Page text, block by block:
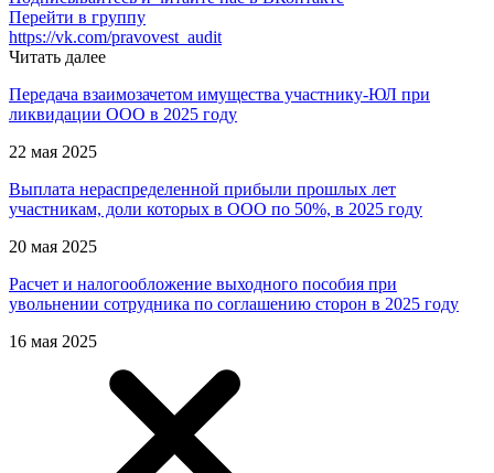
Перейти в группу
https://vk.com/pravovest_audit
Читать далее
Передача взаимозачетом имущества участнику-ЮЛ при
ликвидации ООО в 2025 году
22 мая 2025
Выплата нераспределенной прибыли прошлых лет
участникам, доли которых в ООО по 50%, в 2025 году
20 мая 2025
Расчет и налогообложение выходного пособия при
увольнении сотрудника по соглашению сторон в 2025 году
16 мая 2025